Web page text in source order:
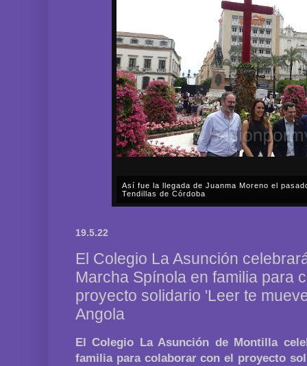
Así fue la llegada de Juanma Moreno el
Tendillas de Córdoba
19.5.22
El Colegio La Asunción
Marcha Spínola en familia para
proyecto solidario 'Leer te
Angola
El Colegio La Asunción de Montilla
familia para colaborar con el proyecto